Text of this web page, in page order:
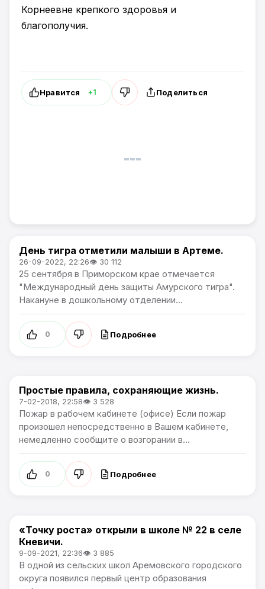
Корнеевне крепкого здоровья и
благополучия.
Нравится +1 Поделиться
Общество
День тигра отметили малыши в Артеме.
26-09-2022, 22:26👁 30 112
25 сентября в Приморском крае отмечается
"Международный день защиты Амурского тигра".
Накануне в дошкольному отделении...
0 Подробнее
Общество
Простые правила, сохраняющие жизнь.
7-02-2018, 22:58👁 3 528
Пожар в рабочем кабинете (офисе) Если пожар
произошел непосредственно в Вашем кабинете,
немедленно сообщите о возгорании в...
0 Подробнее
Общество
«Точку роста» открыли в школе № 22 в селе
Кневичи.
9-09-2021, 22:36👁 3 885
В одной из сельских школ Аремовского городского
округа появился первый центр образования